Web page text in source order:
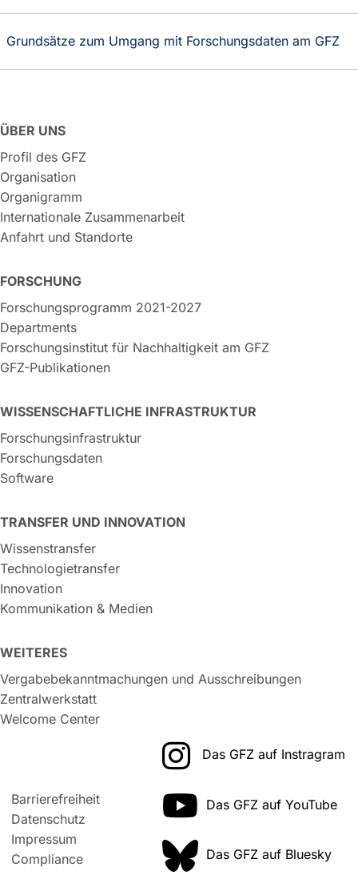
Grundsätze zum Umgang mit Forschungsdaten am GFZ
ÜBER UNS
Profil des GFZ
Organisation
Organigramm
Internationale Zusammenarbeit
Anfahrt und Standorte
FORSCHUNG
Forschungsprogramm 2021-2027
Departments
Forschungsinstitut für Nachhaltigkeit am GFZ
GFZ-Publikationen
WISSENSCHAFTLICHE INFRASTRUKTUR
Forschungsinfrastruktur
Forschungsdaten
Software
TRANSFER UND INNOVATION
Wissenstransfer
Technologietransfer
Innovation
Kommunikation & Medien
WEITERES
Vergabebekanntmachungen und Ausschreibungen
Zentralwerkstatt
Welcome Center
Barrierefreiheit
Datenschutz
Impressum
Compliance
Das GFZ auf Instragram
Das GFZ auf YouTube
Das GFZ auf Bluesky